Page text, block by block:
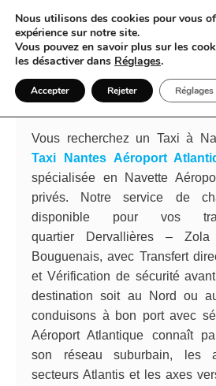
Taxi Nantes Aéroport
de Taxi Nantes un
semble déjà
Vous recherchez un Taxi à
Taxi Nantes Aéroport
spécialisée en Navette
privés. Notre service de
disponible pour vos
quartier Dervallières –
Bouguenais, avec Transfert
et Vérification de sécurité
destination soit au Nord ou
conduisons à bon port avec
Aéroport Atlantique connaît
son réseau suburbain, les
secteurs Atlantis et les axes
Nous utilisons des cookies pour vous
expérience sur notre site.
Vous pouvez en savoir plus sur les
les désactiver dans Réglages.
Accepter Rejeter Réglages